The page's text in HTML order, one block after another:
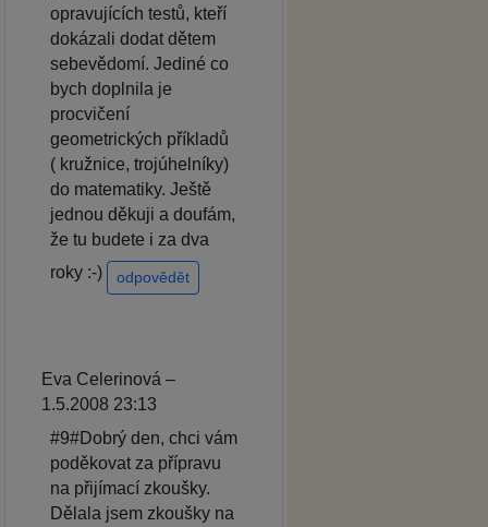
opravujících testů, kteří
dokázali dodat dětem
sebevědomí. Jediné co
bych doplnila je
procvičení
geometrických příkladů
( kružnice, trojúhelníky)
do matematiky. Ještě
jednou děkuji a doufám,
že tu budete i za dva
roky :-)
odpovědět
Eva Celerinová –
1.5.2008 23:13
#9#Dobrý den, chci vám
poděkovat za přípravu
na přijímací zkoušky.
Dělala jsem zkoušky na